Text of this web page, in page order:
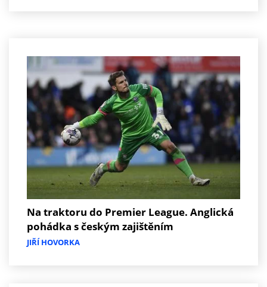
Na traktoru do Premier League. Anglická
pohádka s českým zajištěním
JIŘÍ HOVORKA